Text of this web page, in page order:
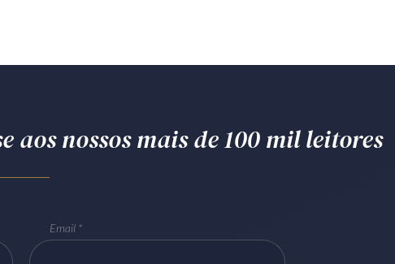
aos nossos mais de 100 mil leitores
Email